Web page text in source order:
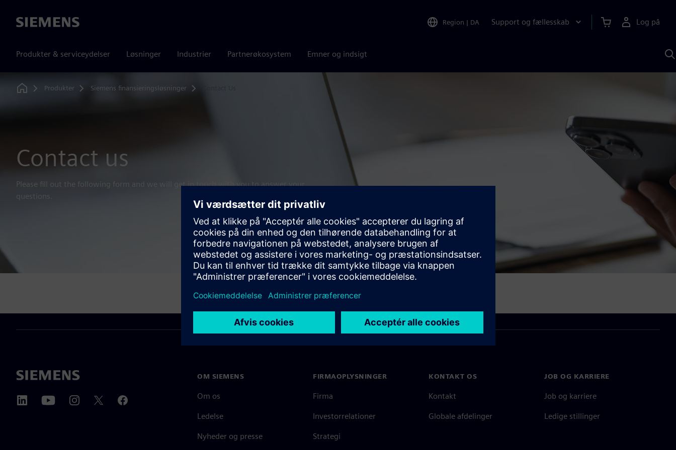
Siemens Region | DA Support og fællesskab Log på
Produkter & serviceydelser Løsninger Industrier Partnerøkosystem Emner og indsigt
Home
Produkter Siemens finansieringsløsninger
Contact us
Please fill out the following form and we will get in touch with you to answer your
questions.
OM SIEMENS
Om os
Ledelse
Nyheder og presse
FIRMAOPLYSNINGER
Firma
Investorrelationer
Strategi
KONTAKT OS
Kontakt
Globale afdelinger
JOB OG KARRIERE
Job og karriere
Ledige stillinger